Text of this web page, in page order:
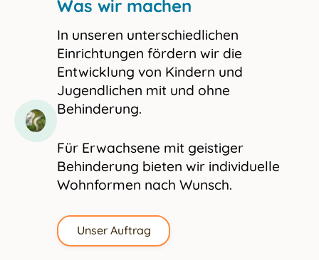
Was wir machen
In unseren unterschiedlichen
Einrichtungen fördern wir die
Entwicklung von Kindern und
Jugendlichen mit und ohne
Behinderung.
Für Erwachsene mit geistiger
Behinderung bieten wir individuelle
Wohnformen nach Wunsch.
Unser Auftrag